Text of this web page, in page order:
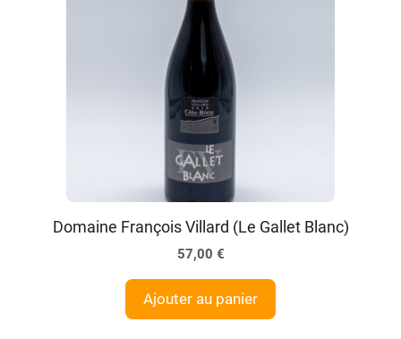
Domaine François Villard (Le Gallet Blanc)
57,00 €
Ajouter au panier